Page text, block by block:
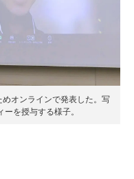
オンラインで発表した。写
を授与する様子。